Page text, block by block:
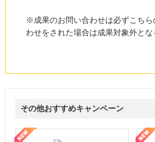
※成果のお問い合わせは必ずこち
わせをされた場合は成果対象外とな
その他おすすめキャンペーン
【LOJEL公式サイト】スーツケース・バッグ
【ロデオドライブ】創業70年の